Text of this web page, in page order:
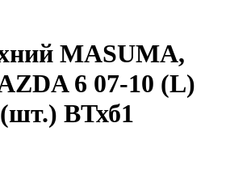
MASUMA,
6 07-10 (L)
ВТхб1